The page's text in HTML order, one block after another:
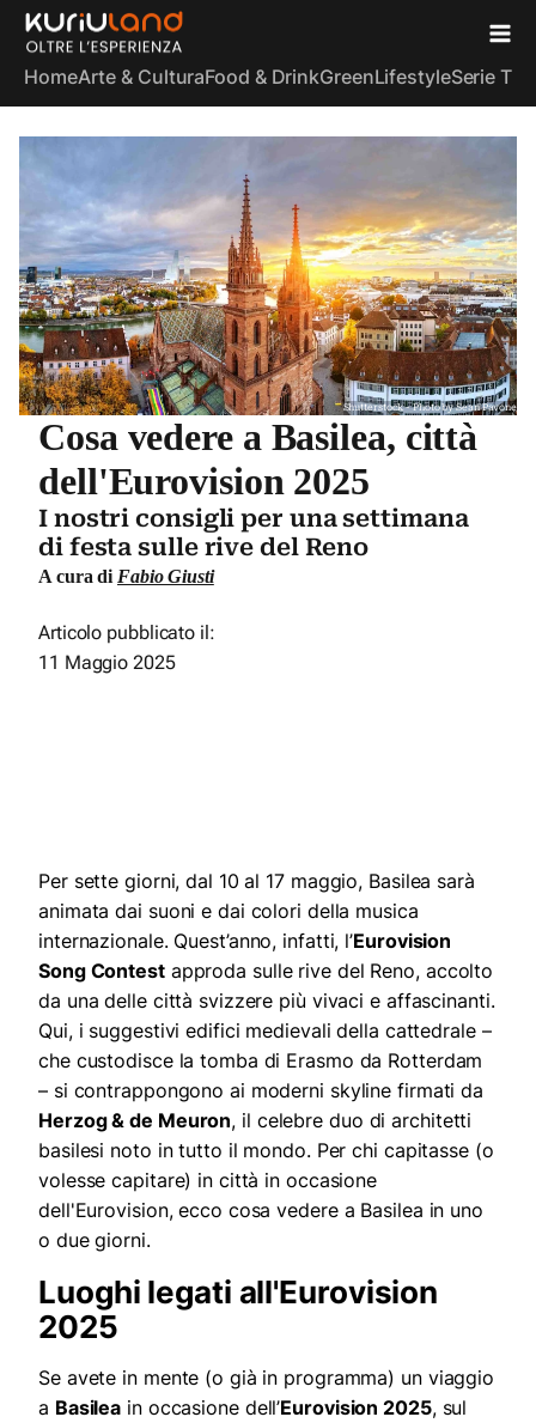
HomeArte & CulturaFood & DrinkGreenLifestyleSerie TV
Shutterstock - Photo by Sean Pavone
Cosa vedere a Basilea, città
dell'Eurovision 2025
I nostri consigli per una settimana
di festa sulle rive del Reno
A cura di Fabio Giusti
Articolo pubblicato il:
11 Maggio 2025
Per sette giorni, dal 10 al 17 maggio, Basilea sarà
animata dai suoni e dai colori della musica
internazionale. Quest’anno, infatti, l’Eurovision
Song Contestapproda sulle rive del Reno, accolto
da una delle città svizzere più vivaci e affascinanti.
Qui, i suggestivi edifici medievali della cattedrale –
che custodisce la tomba di Erasmo da Rotterdam
– si contrappongono ai moderni skyline firmati da
Herzog & de Meuron, il celebre duo di architetti
basilesi noto in tutto il mondo. Per chi capitasse (o
volesse capitare) in città in occasione
dell'Eurovision, ecco cosa vedere a Basilea in uno
o due giorni.
Luoghi legati all'Eurovision
2025
Se avete in mente (o già in programma) un viaggio
a Basilea in occasione dell’Eurovision 2025, sul